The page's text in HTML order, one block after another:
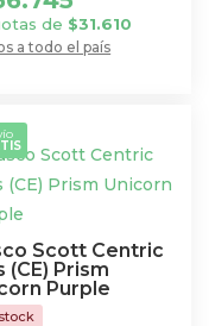
a todo el país
de $31.610
Scott Centric
(CE) Prism
Purple